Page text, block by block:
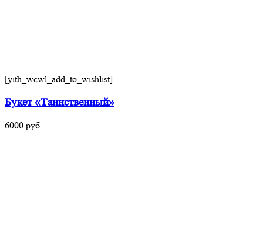
[yith_wcwl_add_to_wishlist]
Букет «Таинственный»
6000 руб.